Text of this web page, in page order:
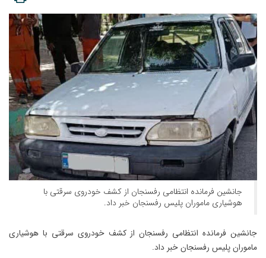
جانشین فرمانده انتظامی رفسنجان از کشف خودروی سرقتی با
هوشیاری ماموران پلیس رفسنجان خبر داد.
جانشین فرمانده انتظامی رفسنجان از کشف خودروی سرقتی با هوشیاری
ماموران پلیس رفسنجان خبر داد.